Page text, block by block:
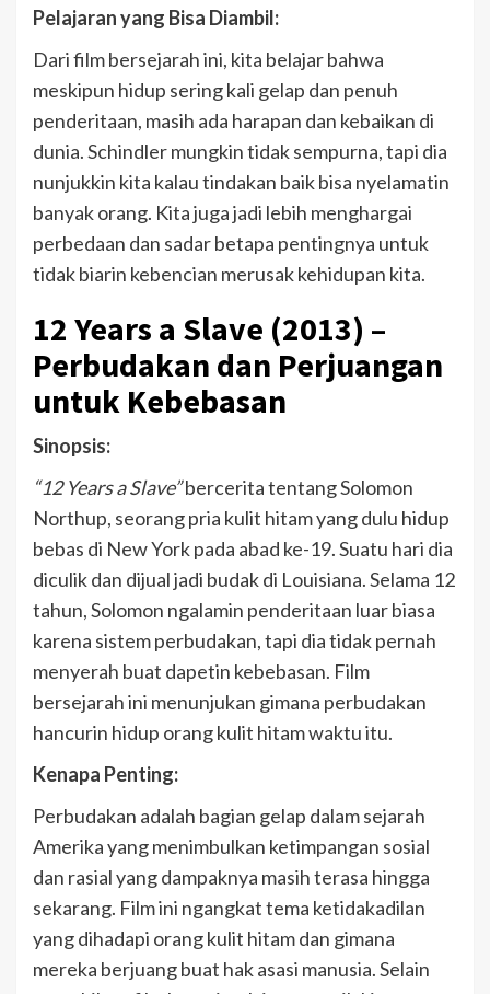
Pelajaran yang Bisa Diambil:
Dari film bersejarah ini, kita belajar bahwa
meskipun hidup sering kali gelap dan penuh
penderitaan, masih ada harapan dan kebaikan di
dunia. Schindler mungkin tidak sempurna, tapi dia
nunjukkin kita kalau tindakan baik bisa nyelamatin
banyak orang. Kita juga jadi lebih menghargai
perbedaan dan sadar betapa pentingnya untuk
tidak biarin kebencian merusak kehidupan kita.
12 Years a Slave (2013) –
Perbudakan dan Perjuangan
untuk Kebebasan
Sinopsis:
“12 Years a Slave”bercerita tentang Solomon
Northup, seorang pria kulit hitam yang dulu hidup
bebas di New York pada abad ke-19. Suatu hari dia
diculik dan dijual jadi budak di Louisiana. Selama 12
tahun, Solomon ngalamin penderitaan luar biasa
karena sistem perbudakan, tapi dia tidak pernah
menyerah buat dapetin kebebasan. Film
bersejarah ini menunjukan gimana perbudakan
hancurin hidup orang kulit hitam waktu itu.
Kenapa Penting:
Perbudakan adalah bagian gelap dalam sejarah
Amerika yang menimbulkan ketimpangan sosial
dan rasial yang dampaknya masih terasa hingga
sekarang. Film ini ngangkat tema ketidakadilan
yang dihadapi orang kulit hitam dan gimana
mereka berjuang buat hak asasi manusia. Selain